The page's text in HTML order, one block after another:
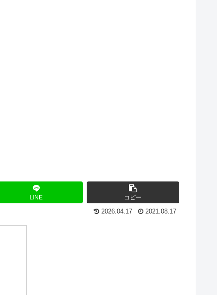
LINE コピー
2026.04.17 2021.08.17